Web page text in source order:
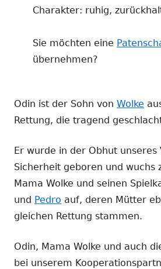
Charakter: ruhig,
Sie möchten eine
übernehmen?
Odin ist der Sohn von Wolke
Rettung, die tragend
Er wurde in der Obhut unseres
Sicherheit geboren und wuchs
Mama Wolke und seinen
und Pedro auf, deren Mütter
gleichen Rettung stammen.
Odin, Mama Wolke und auch
bei unserem